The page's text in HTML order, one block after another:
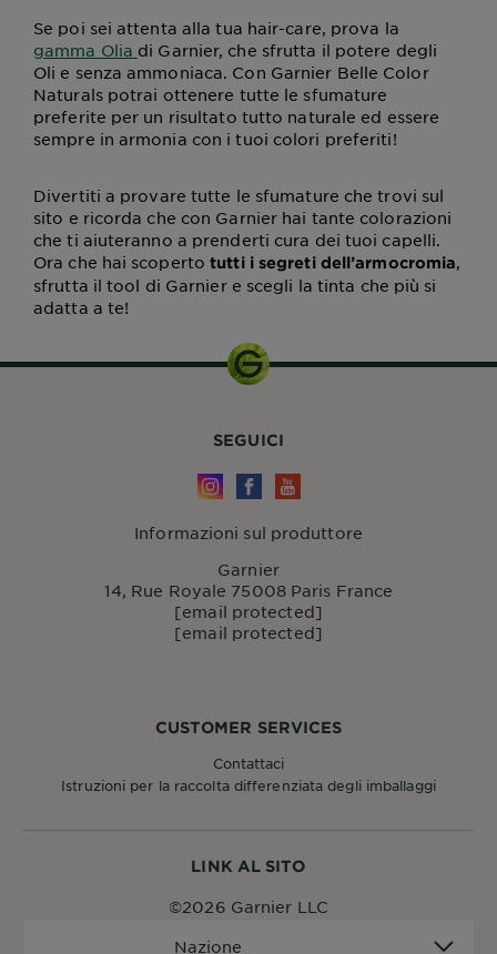
Se poi sei attenta alla tua hair-care, prova la
gamma Olia di Garnier, che sfrutta il potere degli
Oli e senza ammoniaca. Con Garnier Belle Color
Naturals potrai ottenere tutte le sfumature
preferite per un risultato tutto naturale ed essere
sempre in armonia con i tuoi colori preferiti!
Divertiti a provare tutte le sfumature che trovi sul
sito e ricorda che con Garnier hai tante colorazioni
che ti aiuteranno a prenderti cura dei tuoi capelli.
Ora che hai scopertotutti i segreti dell’armocromia,
sfrutta il tool di Garnier e scegli la tinta che più si
adatta a te!
LINK AL SITO
Nazione
©2026 Garnier LLC
CUSTOMER SERVICES
Contattaci
Istruzioni per la raccolta differenziata degli imballaggi
SEGUICI
Informazioni sul produttore
Garnier
14, Rue Royale 75008 Paris France
[email protected]
[email protected]